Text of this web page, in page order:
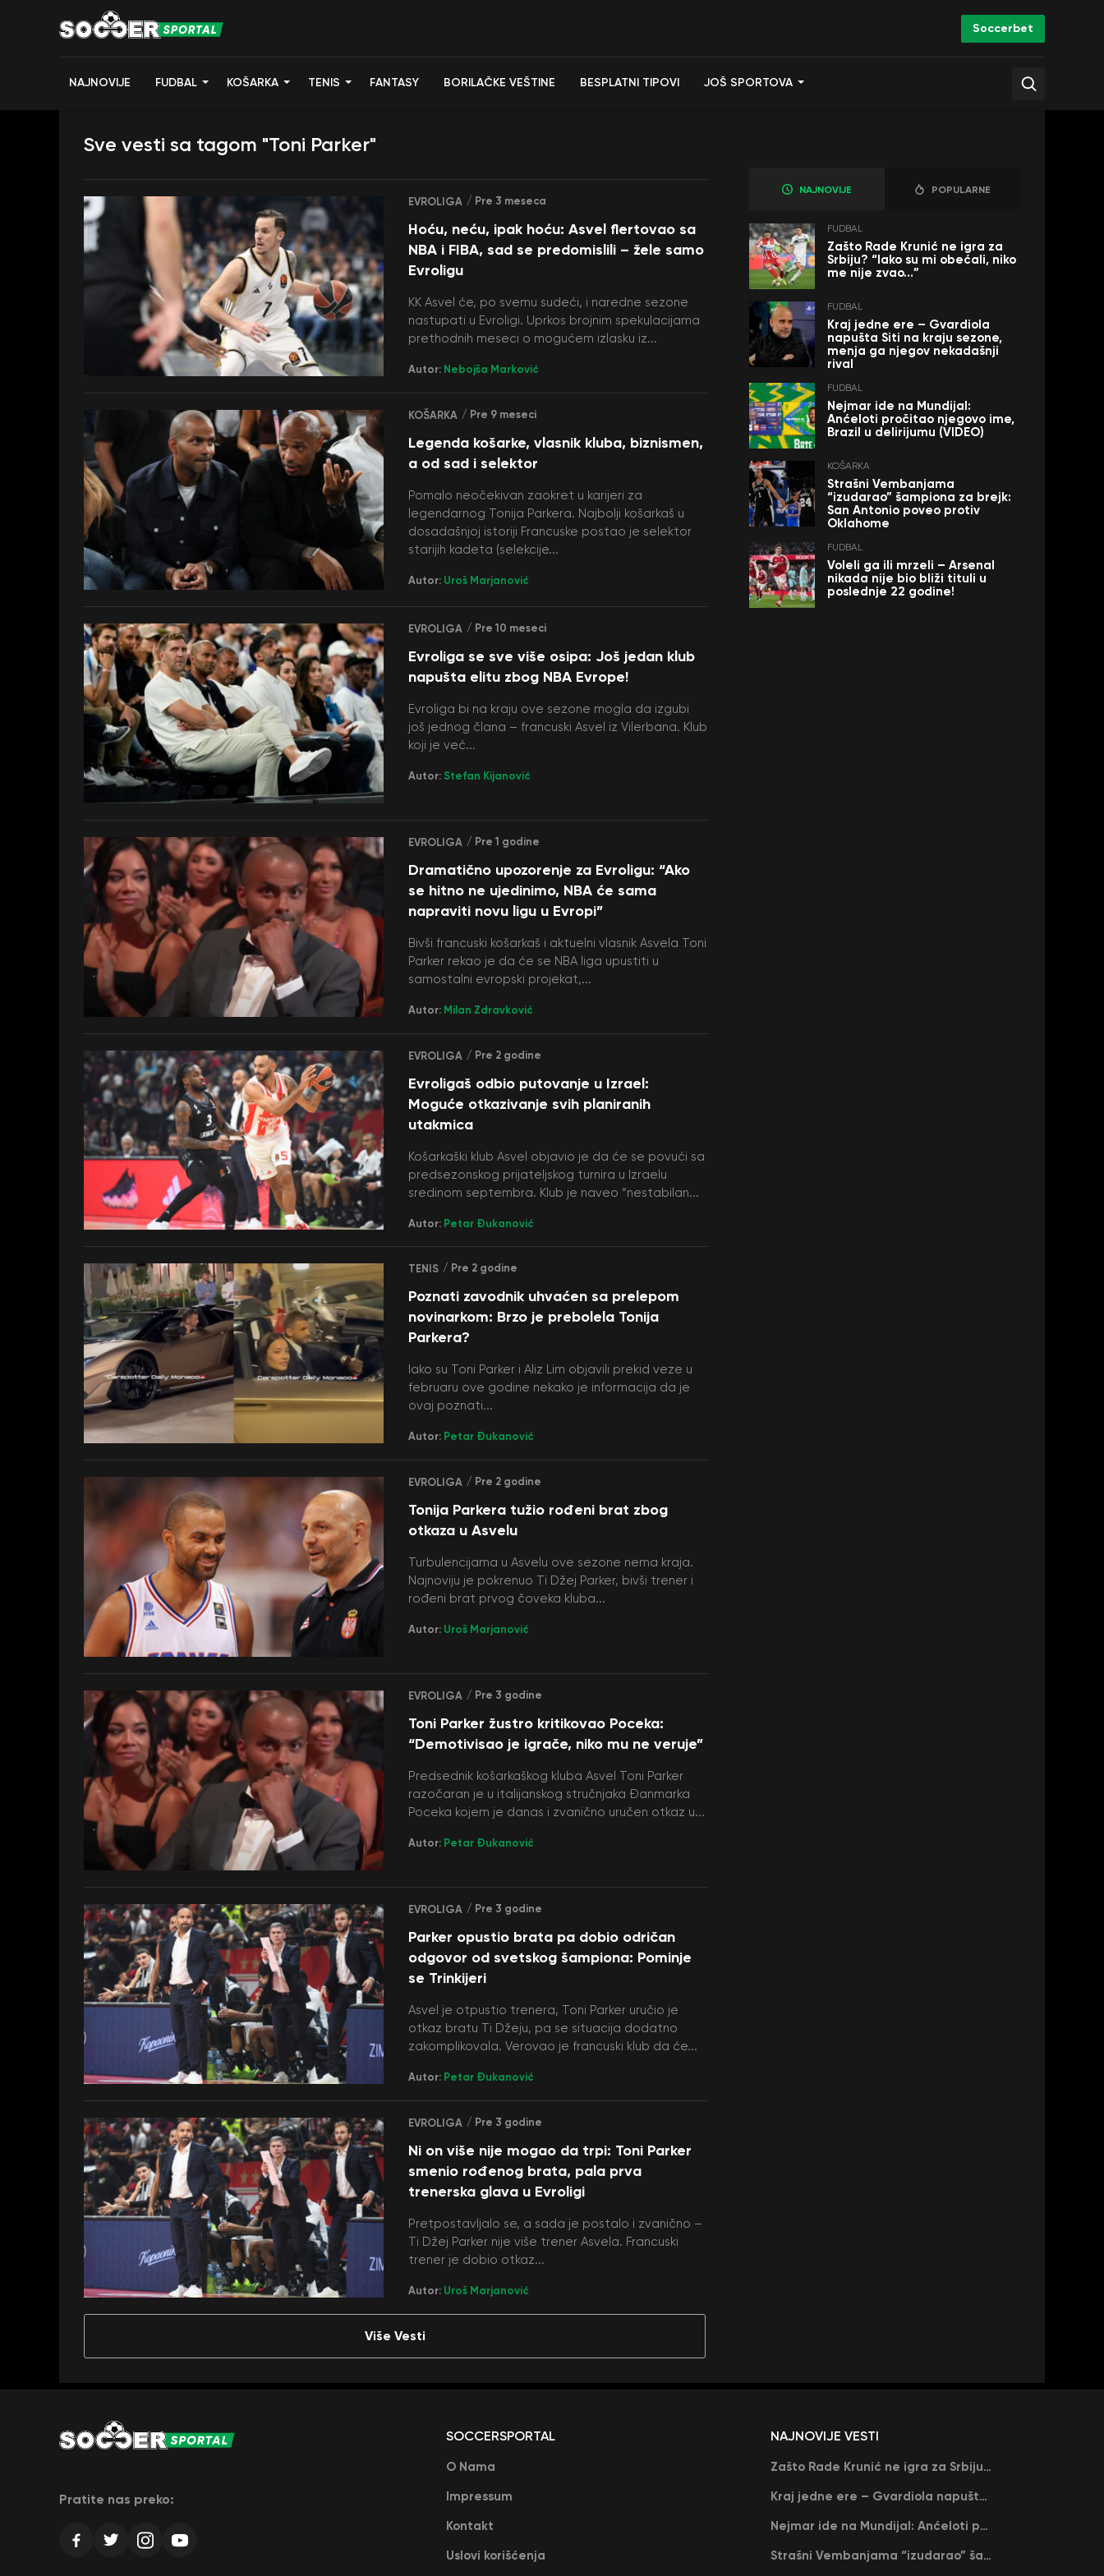
Soccerbet
NAJNOVIJE FUDBAL KOŠARKA TENIS FANTASY BORILAČKE VEŠTINE BESPLATNI TIPOVI JOŠ SPORTOVA
Sve vesti sa tagom "Toni Parker"
EVROLIGA / Pre 3 meseca
Hoću, neću, ipak hoću: Asvel flertovao sa
NBA i FIBA, sad se predomislili – žele samo
Evroligu
KK Asvel će, po svemu sudeći, i naredne sezone
nastupati u Evroligi. Uprkos brojnim spekulacijama
prethodnih meseci o mogućem izlasku iz...
Autor: Nebojša Marković
KOŠARKA / Pre 9 meseci
Legenda košarke, vlasnik kluba, biznismen,
a od sad i selektor
Pomalo neočekivan zaokret u karijeri za
legendarnog Tonija Parkera. Najbolji košarkaš u
dosadašnjoj istoriji Francuske postao je selektor
starijih kadeta (selekcije...
Autor: Uroš Marjanović
EVROLIGA / Pre 10 meseci
Evroliga se sve više osipa: Još jedan klub
napušta elitu zbog NBA Evrope!
Evroliga bi na kraju ove sezone mogla da izgubi
još jednog člana – francuski Asvel iz Vilerbana. Klub
koji je već...
Autor: Stefan Kijanović
EVROLIGA / Pre 1 godine
Dramatično upozorenje za Evroligu: “Ako
se hitno ne ujedinimo, NBA će sama
napraviti novu ligu u Evropi”
Bivši francuski košarkaš i aktuelni vlasnik Asvela Toni
Parker rekao je da će se NBA liga upustiti u
samostalni evropski projekat,...
Autor: Milan Zdravković
EVROLIGA / Pre 2 godine
Evroligaš odbio putovanje u Izrael:
Moguće otkazivanje svih planiranih
utakmica
Košarkaški klub Asvel objavio je da će se povući sa
predsezonskog prijateljskog turnira u Izraelu
sredinom septembra. Klub je naveo “nestabilan...
Autor: Petar Đukanović
TENIS / Pre 2 godine
Poznati zavodnik uhvaćen sa prelepom
novinarkom: Brzo je prebolela Tonija
Parkera?
Iako su Toni Parker i Aliz Lim objavili prekid veze u
februaru ove godine nekako je informacija da je
ovaj poznati...
Autor: Petar Đukanović
EVROLIGA / Pre 2 godine
Tonija Parkera tužio rođeni brat zbog
otkaza u Asvelu
Turbulencijama u Asvelu ove sezone nema kraja.
Najnoviju je pokrenuo Ti Džej Parker, bivši trener i
rođeni brat prvog čoveka kluba...
Autor: Uroš Marjanović
EVROLIGA / Pre 3 godine
Toni Parker žustro kritikovao Poceka:
“Demotivisao je igrače, niko mu ne veruje”
Predsednik košarkaškog kluba Asvel Toni Parker
razočaran je u italijanskog stručnjaka Đanmarka
Poceka kojem je danas i zvanično uručen otkaz u...
Autor: Petar Đukanović
EVROLIGA / Pre 3 godine
Parker opustio brata pa dobio odričan
odgovor od svetskog šampiona: Pominje
se Trinkijeri
Asvel je otpustio trenera, Toni Parker uručio je
otkaz bratu Ti Džeju, pa se situacija dodatno
zakomplikovala. Verovao je francuski klub da će...
Autor: Petar Đukanović
EVROLIGA / Pre 3 godine
Ni on više nije mogao da trpi: Toni Parker
smenio rođenog brata, pala prva
trenerska glava u Evroligi
Pretpostavljalo se, a sada je postalo i zvanično –
Ti Džej Parker nije više trener Asvela. Francuski
trener je dobio otkaz...
Autor: Uroš Marjanović
Više Vesti
NAJNOVIJE POPULARNE
FUDBAL
Zašto Rade Krunić ne igra za
Srbiju? “Iako su mi obećali, niko
me nije zvao…”
FUDBAL
Kraj jedne ere – Gvardiola
napušta Siti na kraju sezone,
menja ga njegov nekadašnji
rival
FUDBAL
Nejmar ide na Mundijal:
Anćeloti pročitao njegovo ime,
Brazil u delirijumu (VIDEO)
KOŠARKA
Strašni Vembanjama
“izudarao” šampiona za brejk:
San Antonio poveo protiv
Oklahome
FUDBAL
Voleli ga ili mrzeli – Arsenal
nikada nije bio bliži tituli u
poslednje 22 godine!
Pratite nas preko:
SOCCERSPORTAL
O Nama
Impressum
Kontakt
Uslovi korišćenja
NAJNOVIJE VESTI
Zašto Rade Krunić ne igra za Srbiju? “Iako su mi obećali, niko me nije zvao…”
Kraj jedne ere – Gvardiola napušta Siti na kraju sezone, menja ga njegov nekadašnji rival
Nejmar ide na Mundijal: Anćeloti pročitao njegovo ime, Brazil u delirijumu (VIDEO)
Strašni Vembanjama “izudarao” šampiona za brejk: San Antonio poveo protiv Oklahome